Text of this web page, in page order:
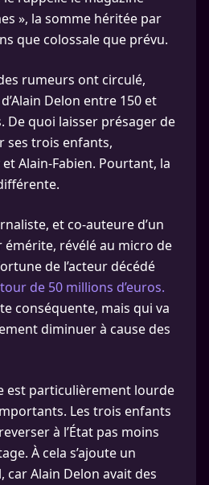
», la somme héritée par
que colossale que prévu.
rumeurs ont circulé,
Delon entre 150 et
De quoi laisser présager de
ses trois enfants,
Alain-Fabien. Pourtant, la
et co-auteure d’un
émérite, révélé au micro de
de l’acteur décédé
de 50 millions d’euros.
conséquente, mais qui va
diminuer à cause des
est particulièrement lourde
Les trois enfants
à l’État pas moins
À cela s’ajoute un
car Alain Delon avait des